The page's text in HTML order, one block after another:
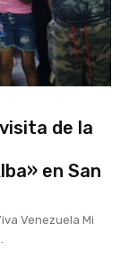
de la
en San
Venezuela Mi